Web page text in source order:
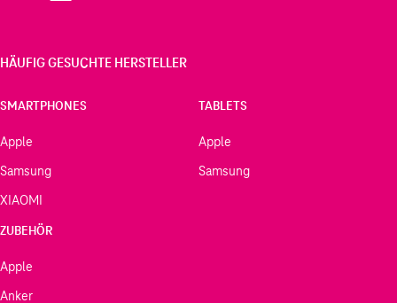
HÄUFIG GESUCHTE HERSTELLER
SMARTPHONES
Apple
Samsung
XIAOMI
TABLETS
Apple
Samsung
ZUBEHÖR
Apple
Anker